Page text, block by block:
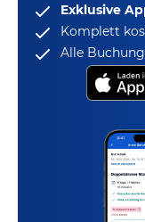
Exklusive
Komplett
Alle